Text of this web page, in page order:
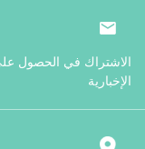
الاشتراك في الحصول
الإخبارية